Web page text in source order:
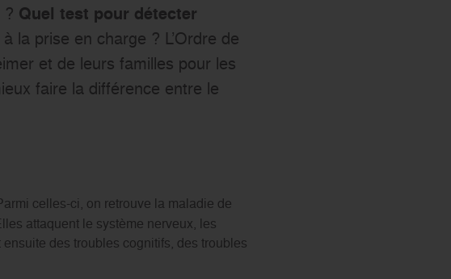
? Quel test pour détecter
la prise en charge ? L’Ordre de
et de leurs familles pour les
faire la différence entre le
celles-ci, on retrouve la maladie de
attaquent le système nerveux, les
des troubles cognitifs, des troubles